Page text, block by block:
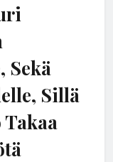
Sekä
Sillä